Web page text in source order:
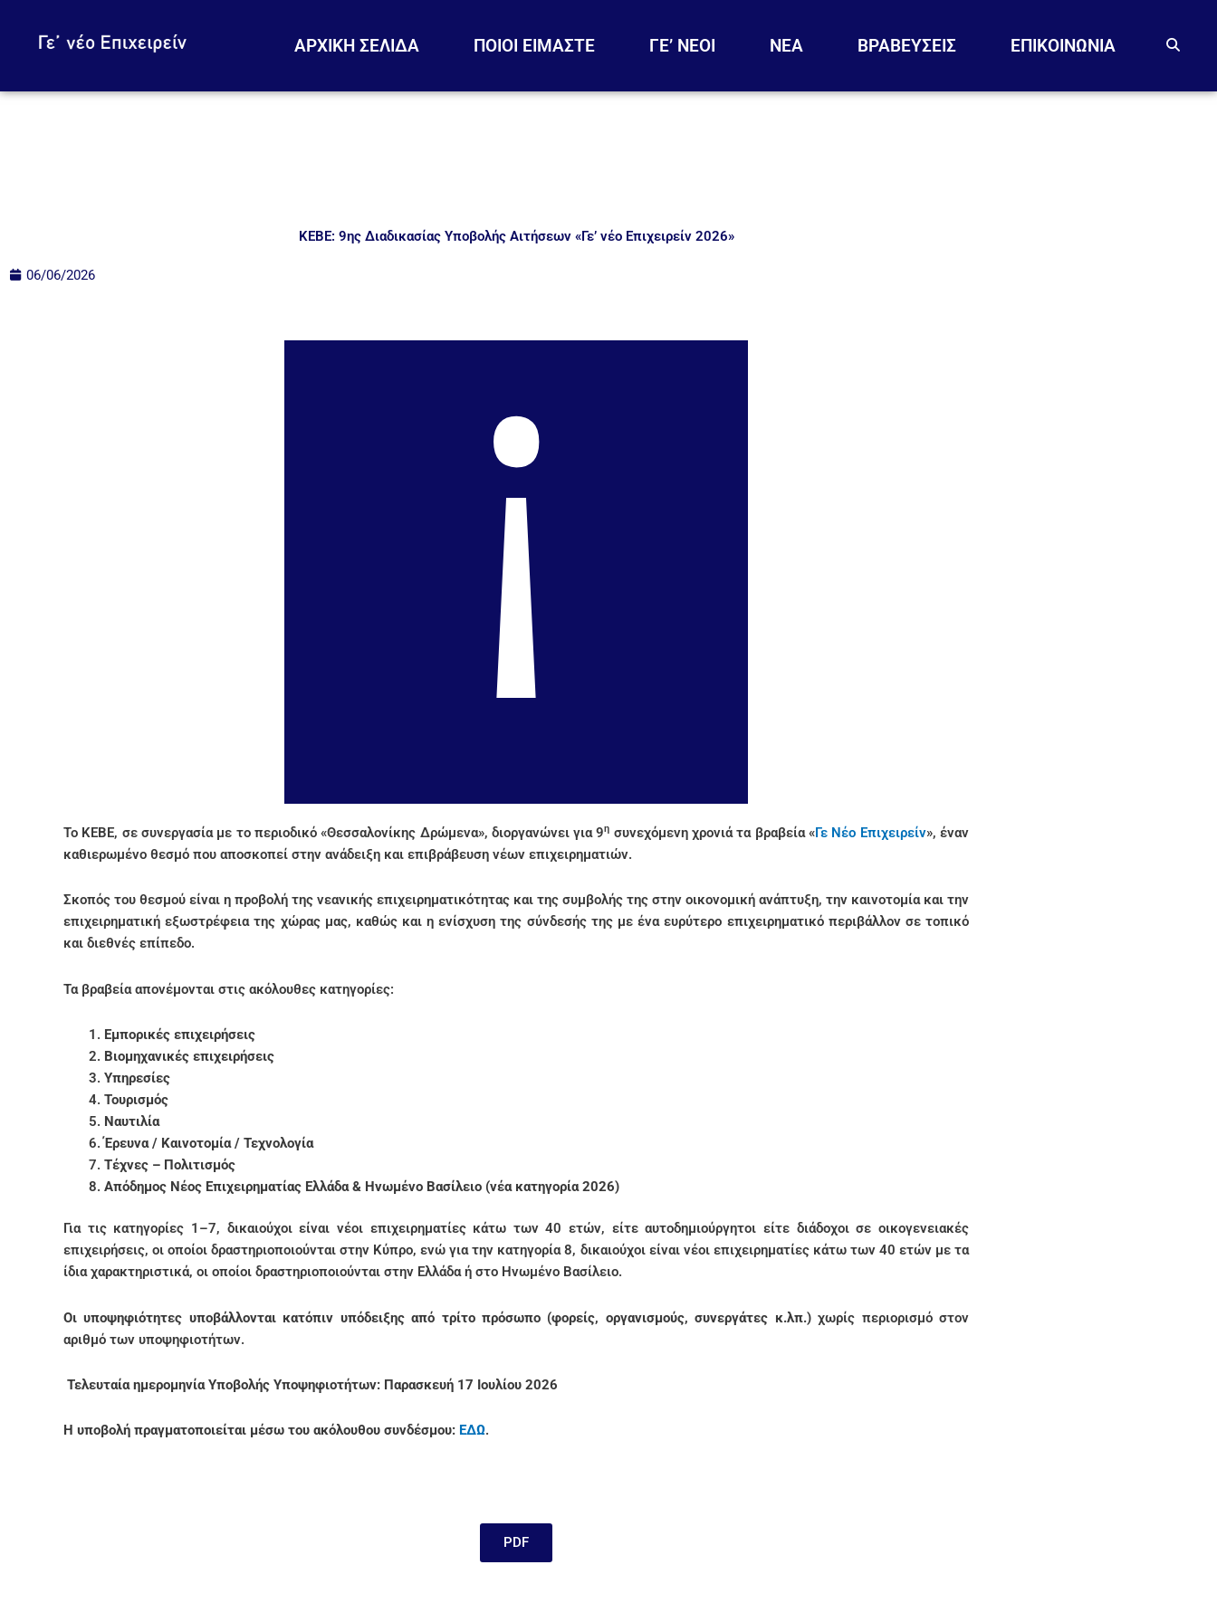
content
ΑΡΧΙΚΗ ΣΕΛΙΔΑ ΠΟΙΟΙ ΕΙΜΑΣΤΕ ΓΕ’ ΝΕΟΙ ΝΕΑ ΒΡΑΒΕΥΣΕΙΣ EΠΙΚΟΙΝΩΝΙΑ
ΚΕΒΕ: 9ης Διαδικασίας Υποβολής Αιτήσεων «Γε’ νέο Επιχειρείν 2026»
06/06/2026
Το ΚΕΒΕ, σε συνεργασία με το περιοδικό «Θεσσαλονίκης Δρώμενα», διοργανώνει για 9η συνεχόμενη χρονιά τα βραβεία «Γε Νέο Επιχειρείν», έναν
καθιερωμένο θεσμό που αποσκοπεί στην ανάδειξη και επιβράβευση νέων επιχειρηματιών.
Σκοπός του θεσμού είναι η προβολή της νεανικής επιχειρηματικότητας και της συμβολής της στην οικονομική ανάπτυξη, την καινοτομία και την
επιχειρηματική εξωστρέφεια της χώρας μας, καθώς και η ενίσχυση της σύνδεσής της με ένα ευρύτερο επιχειρηματικό περιβάλλον σε τοπικό
και διεθνές επίπεδο.
Τα βραβεία απονέμονται στις ακόλουθες κατηγορίες:
Εμπορικές επιχειρήσεις
Βιομηχανικές επιχειρήσεις
Υπηρεσίες
Τουρισμός
Ναυτιλία
Έρευνα / Καινοτομία / Τεχνολογία
Τέχνες – Πολιτισμός
Απόδημος Νέος Επιχειρηματίας Ελλάδα & Ηνωμένο Βασίλειο (νέα κατηγορία 2026)
Για τις κατηγορίες 1–7, δικαιούχοι είναι νέοι επιχειρηματίες κάτω των 40 ετών, είτε αυτοδημιούργητοι είτε διάδοχοι σε οικογενειακές
επιχειρήσεις, οι οποίοι δραστηριοποιούνται στην Κύπρο, ενώ για την κατηγορία 8, δικαιούχοι είναι νέοι επιχειρηματίες κάτω των 40 ετών με τα
ίδια χαρακτηριστικά, οι οποίοι δραστηριοποιούνται στην Ελλάδα ή στο Ηνωμένο Βασίλειο.
Οι υποψηφιότητες υποβάλλονται κατόπιν υπόδειξης από τρίτο πρόσωπο (φορείς, οργανισμούς, συνεργάτες κ.λπ.)χωρίς περιορισμό στον
αριθμό των υποψηφιοτήτων.
Τελευταία ημερομηνία Υποβολής Υποψηφιοτήτων: Παρασκευή 17 Ιουλίου 2026
Η υποβολή πραγματοποιείται μέσω του ακόλουθου συνδέσμου: ΕΔΩ.
PDF